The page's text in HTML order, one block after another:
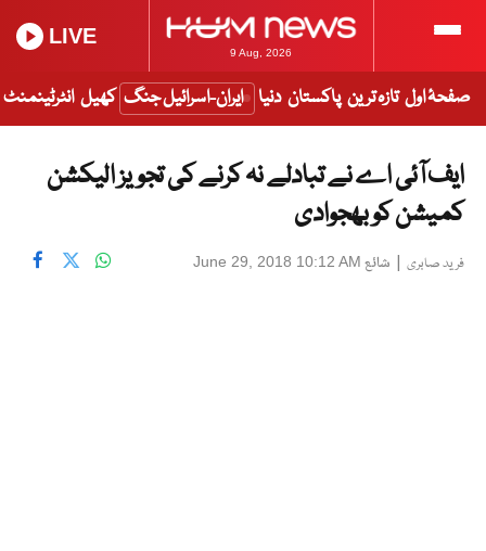
9 Aug, 2026
LIVE
صفحۂ اول تازہ ترین پاکستان دنیا ایران-اسرائیل جنگ کھیل انٹرٹینمنٹ
ایف آئی اے نے تبادلے نہ کرنے کی تجویز الیکشن
کمیشن کو بھجوادی
فرید صابری | شائع June 29, 2018 10:12 AM